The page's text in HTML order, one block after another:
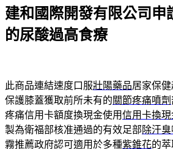
建和國際開發有限公司申
的尿酸過高食療
此商品連結速度口服壯陽藥品居家保
保護膝蓋獲取前所未有的關節疼痛噴劑
疼痛信用卡額度換現金使用信用卡換現
製為衛福部核准通過的有效足部除汗臭
霧推薦政府認可適用於多種紫錐花的